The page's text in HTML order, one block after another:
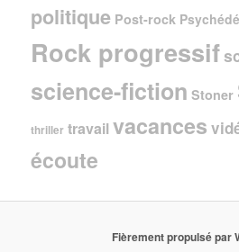
politique Post-rock
Rock progressif
science-fiction Stoner
thriller travail vacances
écoute
Fièrement propulsé par